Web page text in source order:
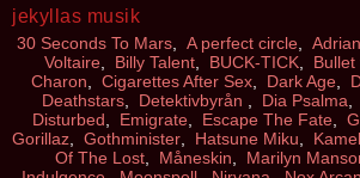
jekyllas musik
30 Seconds To Mars A perfect circle
Voltaire
Billy Talent BUCK-TICK
Charon
Cigarettes After Sex, Dark Age,
Deathstars, Detektivbyrån Dia Psalma
Disturbed
Emigrate, Escape The Fate,
Gorillaz
Gothminister Hatsune Miku
Of The Lost, Måneskin Marilyn